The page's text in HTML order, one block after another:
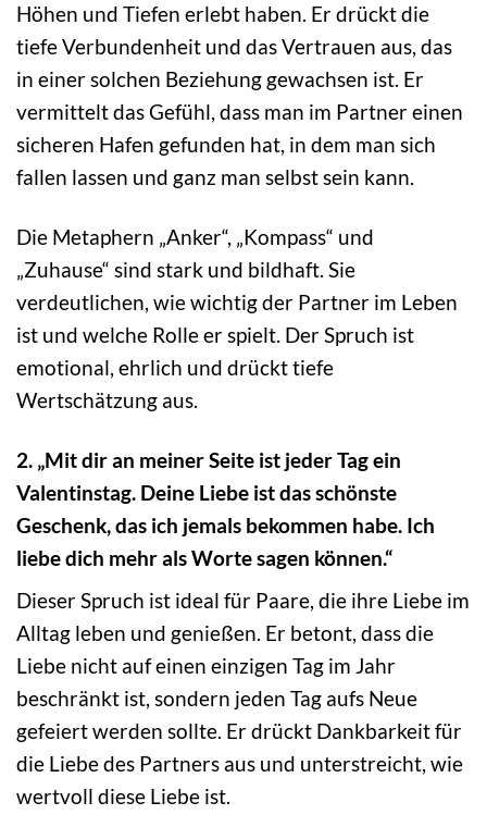
Höhen und Tiefen erlebt haben. Er drückt die
tiefe Verbundenheit und das Vertrauen aus, das
in einer solchen Beziehung gewachsen ist. Er
vermittelt das Gefühl, dass man im Partner einen
sicheren Hafen gefunden hat, in dem man sich
fallen lassen und ganz man selbst sein kann.
Die Metaphern „Anker“, „Kompass“ und
„Zuhause“ sind stark und bildhaft. Sie
verdeutlichen, wie wichtig der Partner im Leben
ist und welche Rolle er spielt. Der Spruch ist
emotional, ehrlich und drückt tiefe
Wertschätzung aus.
2. „Mit dir an meiner Seite ist jeder Tag ein
Valentinstag. Deine Liebe ist das schönste
Geschenk, das ich jemals bekommen habe. Ich
liebe dich mehr als Worte sagen können.“
Dieser Spruch ist ideal für Paare, die ihre Liebe im
Alltag leben und genießen. Er betont, dass die
Liebe nicht auf einen einzigen Tag im Jahr
beschränkt ist, sondern jeden Tag aufs Neue
gefeiert werden sollte. Er drückt Dankbarkeit für
die Liebe des Partners aus und unterstreicht, wie
wertvoll diese Liebe ist.